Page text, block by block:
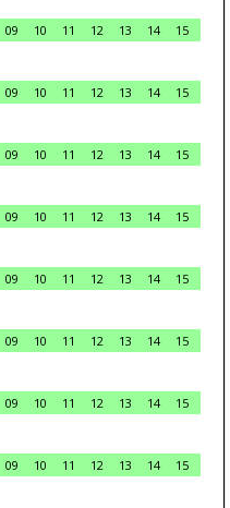
09 10 11 12 13 14
15
09 10 11 12 13 14
15
09 10 11 12 13 14
15
09 10 11 12 13 14
15
09 10 11 12 13 14
15
09 10 11 12 13 14
15
09 10 11 12 13 14
15
09 10 11 12 13 14
15